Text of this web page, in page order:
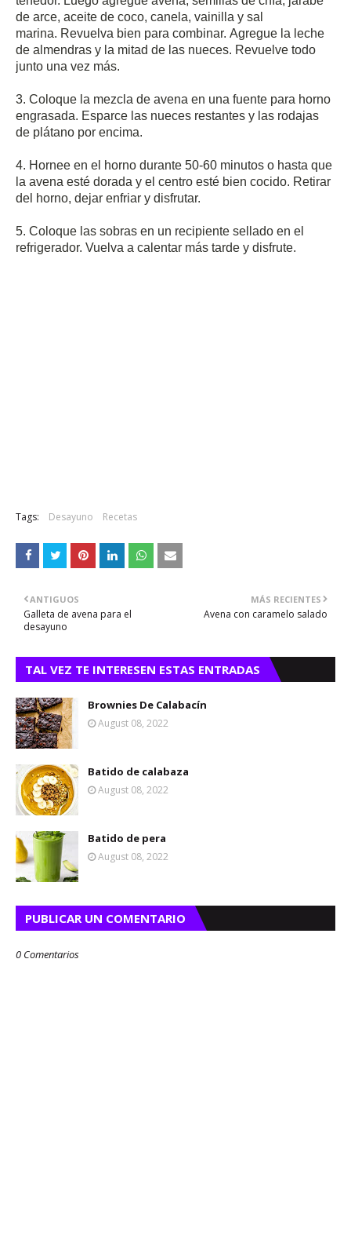
de arce, aceite de coco, canela, vainilla y sal
marina. Revuelva bien para combinar. Agregue la leche
de almendras y la mitad de las nueces. Revuelve todo
junto una vez más.
3. Coloque la mezcla de avena en una fuente para horno
engrasada. Esparce las nueces restantes y las rodajas
de plátano por encima.
4. Hornee en el horno durante 50-60 minutos o hasta que
la avena esté dorada y el centro esté bien cocido. Retirar
del horno, dejar enfriar y disfrutar.
5. Coloque las sobras en un recipiente sellado en el
refrigerador. Vuelva a calentar más tarde y disfrute.
Tags: Desayuno Recetas
MÁS RECIENTES
Avena con caramelo salado
ANTIGUOS
Galleta de avena para el
desayuno
TAL VEZ TE INTERESEN ESTAS ENTRADAS
Brownies De Calabacín
August 08, 2022
Batido de calabaza
August 08, 2022
Batido de pera
August 08, 2022
PUBLICAR UN COMENTARIO
0 Comentarios